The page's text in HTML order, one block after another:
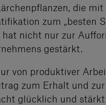
die
zum „besten
nicht nur zur
gestärkt.
von produktiver
zum Erhalt und
glücklich und